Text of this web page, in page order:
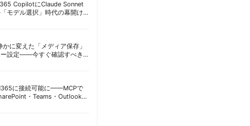
CopilotにClaude Sonnet
モデル選択」時代の幕開け
知るべき注意点 | 胡田昌彦
に変えた「メディア保存」
ー設定——今すぐ確認すべき
| 胡田昌彦
に接続可能に——MCPで
・Teams・Outlook連
リティと実務への影響を読み